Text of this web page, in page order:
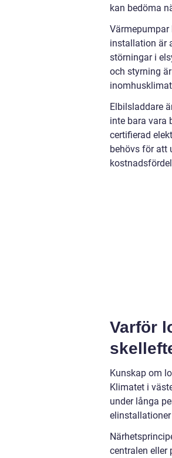
kan bedöma
installation är
störningar i
och styrning
Elbilsladdare
inte bara vara
certifierad
behövs för att
Varför
Kunskap om
Klimatet i
under långa
centralen eller